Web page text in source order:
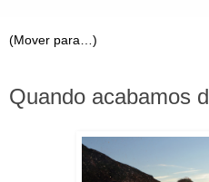
Quando acabamos